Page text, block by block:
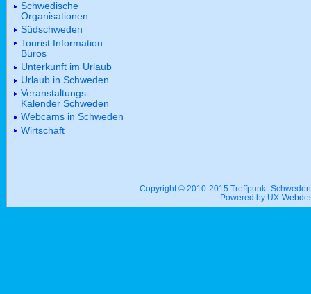
Schwedische
Organisationen
Südschweden
Tourist Information
Büros
Unterkunft im Urlaub
Urlaub in Schweden
Veranstaltungs-
Kalender Schweden
Webcams in Schweden
Wirtschaft
Copyright © 2010-2015 Treffpunkt-
Powered by UX-